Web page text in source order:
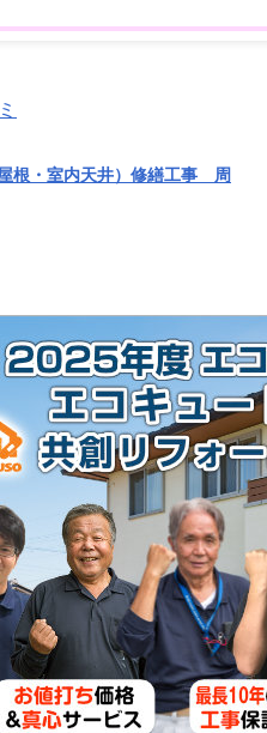
根・室内天井）修繕工事 周